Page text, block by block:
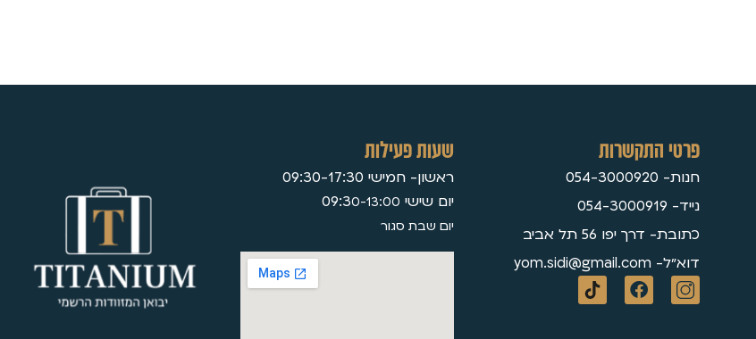
פרטי התקשרות
חנות- 054-3000920
נייד- 054-3000919
כתובת- דרך יפו 56 תל אביב
דוא״ל- yom.sidi@gmail.com
שעות פעילות
ראשון- חמישי 09:30-17:30
יום שישי 09:3 0-13:00
יום שבת סגור